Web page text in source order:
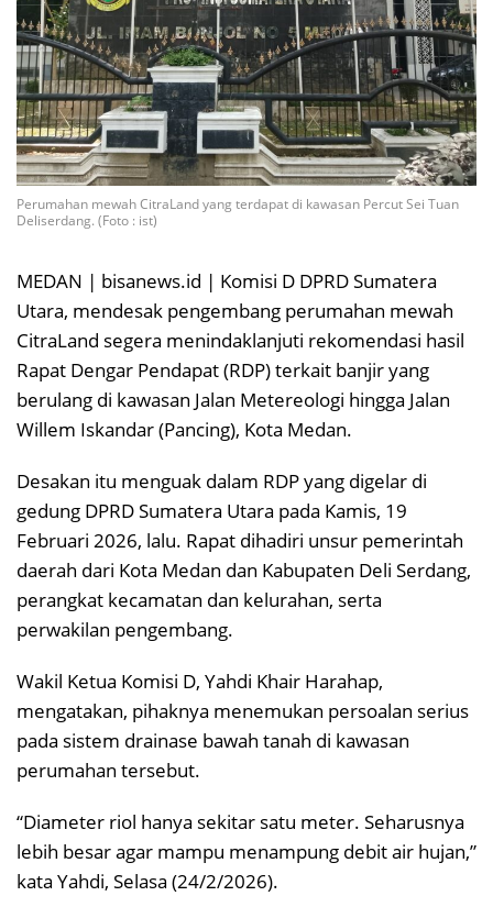
Perumahan mewah CitraLand yang terdapat di kawasan Percut Sei Tuan
Deliserdang. (Foto : ist)
MEDAN | bisanews.id | Komisi D DPRD Sumatera
Utara, mendesak pengembang perumahan mewah
CitraLand segera menindaklanjuti rekomendasi hasil
Rapat Dengar Pendapat (RDP) terkait banjir yang
berulang di kawasan Jalan Metereologi hingga Jalan
Willem Iskandar (Pancing), Kota Medan.
Desakan itu menguak dalam RDP yang digelar di
gedung DPRD Sumatera Utara pada Kamis, 19
Februari 2026, lalu. Rapat dihadiri unsur pemerintah
daerah dari Kota Medan dan Kabupaten Deli Serdang,
perangkat kecamatan dan kelurahan, serta
perwakilan pengembang.
Wakil Ketua Komisi D, Yahdi Khair Harahap,
mengatakan, pihaknya menemukan persoalan serius
pada sistem drainase bawah tanah di kawasan
perumahan tersebut.
“Diameter riol hanya sekitar satu meter. Seharusnya
lebih besar agar mampu menampung debit air hujan,”
kata Yahdi, Selasa (24/2/2026).